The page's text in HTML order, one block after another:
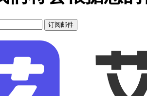
订阅邮件